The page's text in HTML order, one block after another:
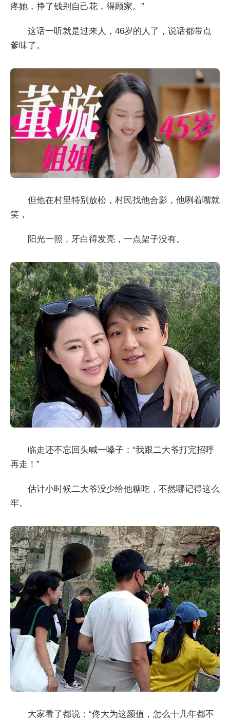
疼她，挣了钱别自己花，得顾家。”
这话一听就是过来人，46岁的人了，说话都带点
爹味了。
但他在村里特别放松，村民找他合影，他咧着嘴就
笑，
阳光一照，牙白得发亮，一点架子没有。
临走还不忘回头喊一嗓子：“我跟二大爷打完招呼
再走！”
估计小时候二大爷没少给他糖吃，不然哪记得这么
牢。
大家看了都说：“佟大为这颜值，怎么十几年都不